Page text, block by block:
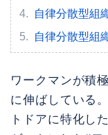
自律分散型組
自律分散型組
ワークマンが積
に伸ばしている
トドアに特化し